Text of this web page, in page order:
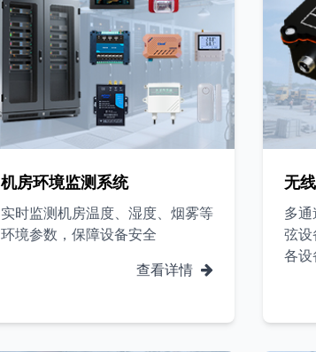
机房环境监测系统
实时监测机房温度、湿度、烟雾等
环境参数，保障设备安全
查看详情
无
多
弦设
各设